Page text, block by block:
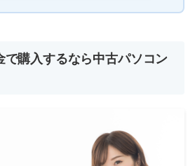
で購入するなら中古パソコン